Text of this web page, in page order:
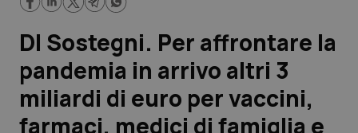
Lavoro e Professioni
Scienza e Farmaci
Studi e Analisi
Dl Sostegni. Per affrontare la
pandemia in arrivo altri 3
miliardi di euro per vaccini,
farmaci, medici di famiglia e